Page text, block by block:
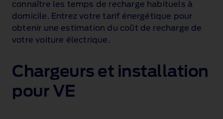
connaître les temps de recharge habituels à
domicile. Entrez votre tarif énergétique pour
obtenir une estimation du coût de recharge de
votre voiture électrique.
Chargeurs et installation
pour VE